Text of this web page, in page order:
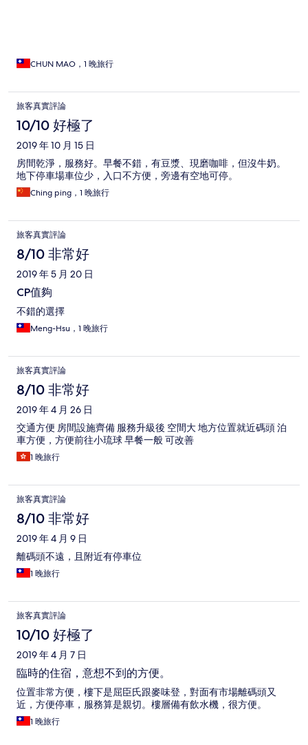
CHUN MAO，1 晚旅行
旅客真實評論
10/10 好極了
2019 年 10 月 15 日
房間乾淨，服務好。早餐不錯，有豆漿、現磨咖啡，但沒牛奶。
地下停車場車位少，入口不方便，旁邊有空地可停。
Ching ping，1 晚旅行
旅客真實評論
8/10 非常好
2019 年 5 月 20 日
CP值夠
不錯的選擇
Meng-Hsu，1 晚旅行
旅客真實評論
8/10 非常好
2019 年 4 月 26 日
交通方便 房間設施齊備 服務升級後 空間大 地方位置就近碼頭 泊
車方便，方便前往小琉球 早餐一般 可改善
1 晚旅行
旅客真實評論
8/10 非常好
2019 年 4 月 9 日
離碼頭不遠，且附近有停車位
1 晚旅行
旅客真實評論
10/10 好極了
2019 年 4 月 7 日
臨時的住宿，意想不到的方便。
位置非常方便，樓下是屈臣氏跟麥味登，對面有市場離碼頭又
近，方便停車，服務算是親切。樓層備有飲水機，很方便。
1 晚旅行